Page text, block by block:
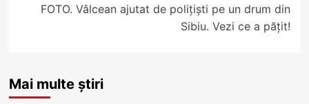
FOTO. Vâlcean ajutat de polițiști pe un drum din
Sibiu. Vezi ce a pățit!
Mai multe știri